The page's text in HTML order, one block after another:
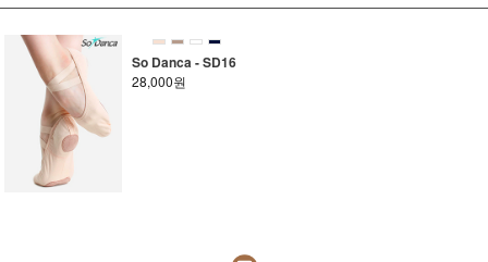
So Danca - SD16
28,000원